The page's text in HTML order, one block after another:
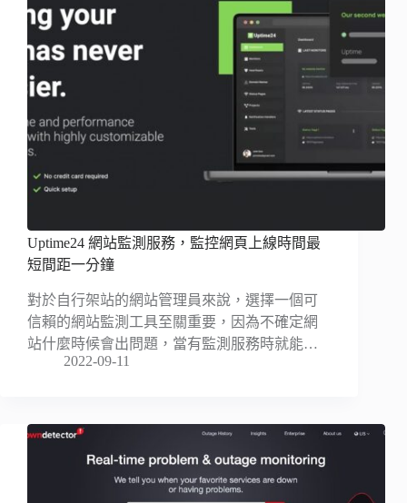
Uptime24 網站監測服務，監控網頁上線時間最
短間距一分鐘
對於自行架站的網站管理員來說，選擇一個可
信賴的網站監測工具至關重要，因為不確定網
站什麼時候會出問題，當有監測服務時就能…
2022-09-11